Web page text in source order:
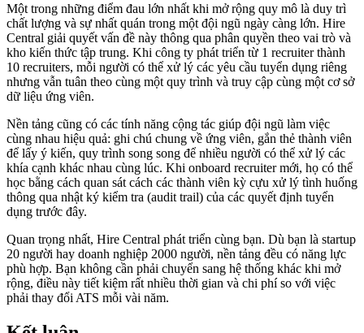
Một trong những điểm đau lớn nhất khi mở rộng quy mô là duy trì
chất lượng và sự nhất quán trong một đội ngũ ngày càng lớn. Hire
Central giải quyết vấn đề này thông qua phân quyền theo vai trò và
kho kiến thức tập trung. Khi công ty phát triển từ 1 recruiter thành
10 recruiters, mỗi người có thể xử lý các yêu cầu tuyển dụng riêng
nhưng vẫn tuân theo cùng một quy trình và truy cập cùng một cơ sở
dữ liệu ứng viên.
Nền tảng cũng có các tính năng cộng tác giúp đội ngũ làm việc
cùng nhau hiệu quả: ghi chú chung về ứng viên, gắn thẻ thành viên
để lấy ý kiến, quy trình song song để nhiều người có thể xử lý các
khía cạnh khác nhau cùng lúc. Khi onboard recruiter mới, họ có thể
học bằng cách quan sát cách các thành viên kỳ cựu xử lý tình huống
thông qua nhật ký kiểm tra (audit trail) của các quyết định tuyển
dụng trước đây.
Quan trọng nhất, Hire Central phát triển cùng bạn. Dù bạn là startup
20 người hay doanh nghiệp 2000 người, nền tảng đều có năng lực
phù hợp. Bạn không cần phải chuyển sang hệ thống khác khi mở
rộng, điều này tiết kiệm rất nhiều thời gian và chi phí so với việc
phải thay đổi ATS mỗi vài năm.